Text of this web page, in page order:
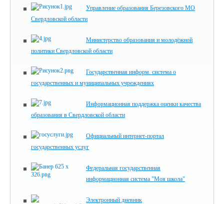
Управление образования Березовского МО
Свердловской области
Министерство образования и молодёжной
политики Свердловской области
Государственная информ. система о
государственных и муниципальных учреждениях
Информационная поддержка оценки качества
образования в Свердловской области
Официальный интернет-портал
государственных услуг
Федеральная государственная
информационная система "Моя школа"
Электронный дневник